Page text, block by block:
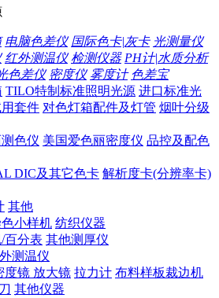
电脑色差仪 国际色卡|灰卡 光测量仪
红外测温仪 检测仪器 PH计|水质分析
色差仪 密度仪 雾度计 色差宝
TILO特制标准照明光源 进口标准光
套件 对色灯箱配件及灯管 烟叶分级
色仪 美国爱色丽密度仪 品控及配色
DIC及其它色卡 解析度卡(分辨率卡)
其他
小样机 纺织仪器
百分表 其他测厚仪
测温仪
度镜 放大镜 拉力计 布料样板裁边机
其他仪器